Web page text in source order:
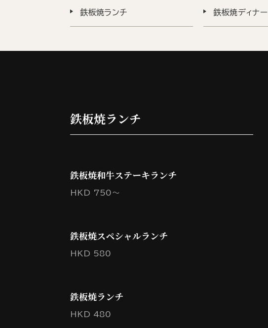
鉄板焼ランチ 鉄板焼ディナー
鉄板焼ランチ
鉄板焼和牛ステーキランチ
HKD 750～
鉄板焼スペシャルランチ
HKD 580
鉄板焼ランチ
HKD 480